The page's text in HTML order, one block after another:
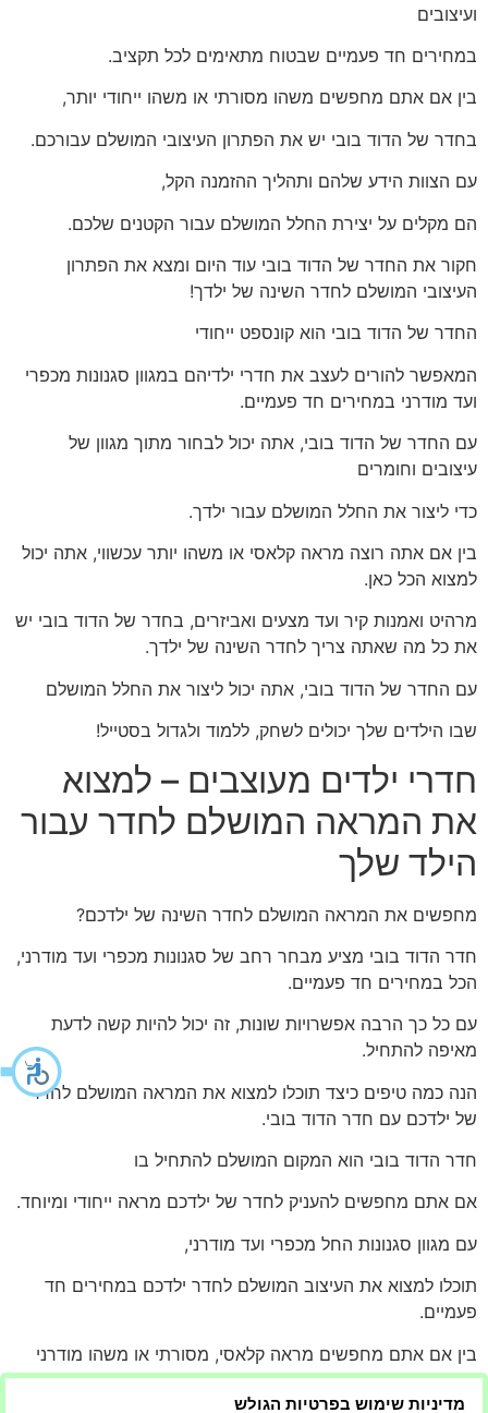
ועיצובים
במחירים חד פעמיים שבטוח מתאימים לכל תקציב.
בין אם אתם מחפשים משהו מסורתי או משהו ייחודי יותר,
בחדר של הדוד בובי יש את הפתרון העיצובי המושלם עבורכם.
עם הצוות הידע שלהם ותהליך ההזמנה הקל,
הם מקלים על יצירת החלל המושלם עבור הקטנים שלכם.
חקור את החדר של הדוד בובי עוד היום ומצא את הפתרון
העיצובי המושלם לחדר השינה של ילדך!
החדר של הדוד בובי הוא קונספט ייחודי
המאפשר להורים לעצב את חדרי ילדיהם במגוון סגנונות מכפרי
ועד מודרני במחירים חד פעמיים.
עם החדר של הדוד בובי, אתה יכול לבחור מתוך מגוון של
עיצובים וחומרים
כדי ליצור את החלל המושלם עבור ילדך.
בין אם אתה רוצה מראה קלאסי או משהו יותר עכשווי, אתה יכול
למצוא הכל כאן.
מרהיט ואמנות קיר ועד מצעים ואביזרים, בחדר של הדוד בובי יש
את כל מה שאתה צריך לחדר השינה של ילדך.
עם החדר של הדוד בובי, אתה יכול ליצור את החלל המושלם
שבו הילדים שלך יכולים לשחק, ללמוד ולגדול בסטייל!
חדרי ילדים מעוצבים – למצוא
את המראה המושלם לחדר עבור
הילד שלך
מחפשים את המראה המושלם לחדר השינה של ילדכם?
חדר הדוד בובי מציע מבחר רחב של סגנונות מכפרי ועד מודרני,
הכל במחירים חד פעמיים.
עם כל כך הרבה אפשרויות שונות, זה יכול להיות קשה לדעת
מאיפה להתחיל.
הנה כמה טיפים כיצד תוכלו למצוא את המראה המושלם לחדר
של ילדכם עם חדר הדוד בובי.
חדר הדוד בובי הוא המקום המושלם להתחיל בו
אם אתם מחפשים להעניק לחדר של ילדכם מראה ייחודי ומיוחד.
עם מגוון סגנונות החל מכפרי ועד מודרני,
תוכלו למצוא את העיצוב המושלם לחדר ילדכם במחירים חד
פעמיים.
בין אם אתם מחפשים מראה קלאסי, מסורתי או משהו מודרני
ועכשווי יותר,
מדיניות שימוש בפרטיות הגולש